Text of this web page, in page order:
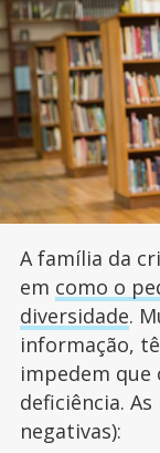
A família da
em como o
diversidade.
informação,
impedem que
deficiência.
negativas):